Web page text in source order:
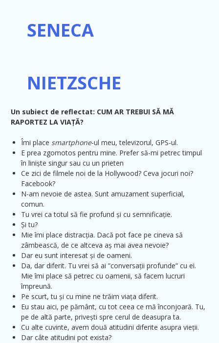
SENECA
NIETZSCHE
Un subiect de reflectat: CUM AR TREBUI SĂ MĂ
RAPORTEZ LA VIAȚĂ?
Îmi place smartphone-ul meu, televizorul, GPS-ul.
E prea zgomotos pentru mine. Prefer să-mi petrec timpul
în liniște singur sau cu un prieten
Ce zici de filmele noi de la Hollywood? Ceva jocuri noi?
Facebook?
N-am nevoie de astea. Sunt amuzament superficial,
comun.
Tu vrei ca totul să fie profund și cu semnificație.
Și tu?
Mie îmi place distracția. Dacă pot face pe cineva să
zâmbească, de ce altceva aș mai avea nevoie?
Dar eu sunt interesat și de oameni.
Da, dar diferit. Tu vrei să ai ”conversații profunde” cu ei.
Mie îmi place să petrec cu oamenii, să facem lucruri
împreună.
Pe scurt, tu și cu mine ne trăim viața diferit.
Eu stau aici, pe pământ, cu tot ceea ce mă înconjoară. Tu,
pe de altă parte, privești spre cerul de deasupra ta.
Cu alte cuvinte, avem două atitudini diferite asupra vieții.
Dar câte atitudini pot exista?